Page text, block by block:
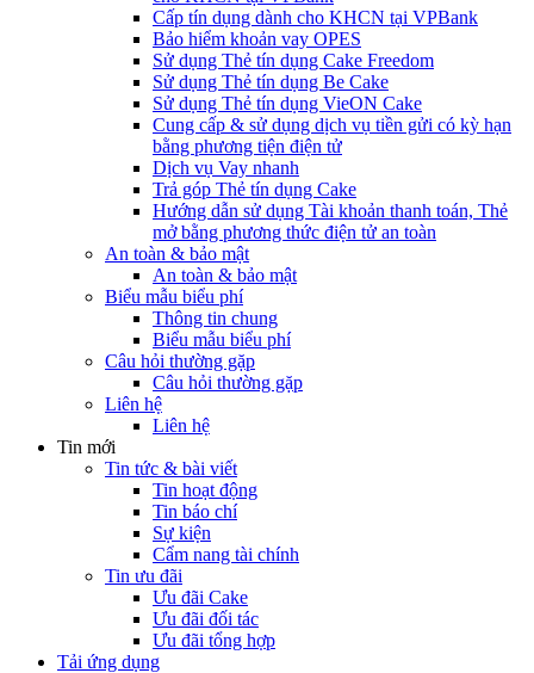
Cấp tín dụng dành cho KHCN tại VPBank
Bảo hiểm khoản vay OPES
Sử dụng Thẻ tín dụng Cake Freedom
Sử dụng Thẻ tín dụng Be Cake
Sử dụng Thẻ tín dụng VieON Cake
Cung cấp & sử dụng dịch vụ tiền gửi có kỳ hạn
bằng phương tiện điện tử
Dịch vụ Vay nhanh
Trả góp Thẻ tín dụng Cake
Hướng dẫn sử dụng Tài khoản thanh toán, Thẻ
mở bằng phương thức điện tử an toàn
An toàn & bảo mật
An toàn & bảo mật
Biểu mẫu biểu phí
Thông tin chung
Biểu mẫu biểu phí
Câu hỏi thường gặp
Câu hỏi thường gặp
Liên hệ
Liên hệ
Tin mới
Tin tức & bài viết
Tin hoạt động
Tin báo chí
Sự kiện
Cẩm nang tài chính
Tin ưu đãi
Ưu đãi Cake
Ưu đãi đối tác
Ưu đãi tổng hợp
Tải ứng dụng